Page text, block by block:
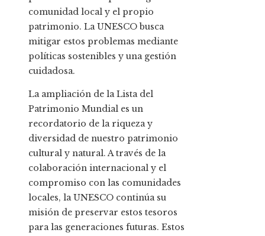
comunidad local y el propio
patrimonio. La UNESCO busca
mitigar estos problemas mediante
políticas sostenibles y una gestión
cuidadosa.
La ampliación de la Lista del
Patrimonio Mundial es un
recordatorio de la riqueza y
diversidad de nuestro patrimonio
cultural y natural. A través de la
colaboración internacional y el
compromiso con las comunidades
locales, la UNESCO continúa su
misión de preservar estos tesoros
para las generaciones futuras. Estos